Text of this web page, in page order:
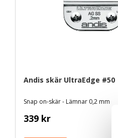
Andis skär UltraEdge #50
Snap on-skär - Lämnar 0,2 mm
339 kr